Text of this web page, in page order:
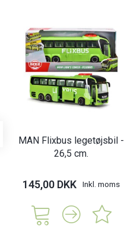
MAN Flixbus legetøjsbil -
26,5 cm.
145,00 DKK Inkl. moms